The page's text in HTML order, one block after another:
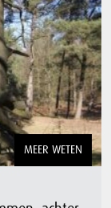
MEER WETEN